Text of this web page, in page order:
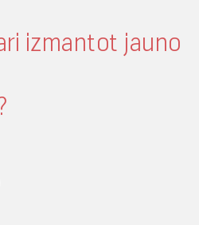
izmantot jauno